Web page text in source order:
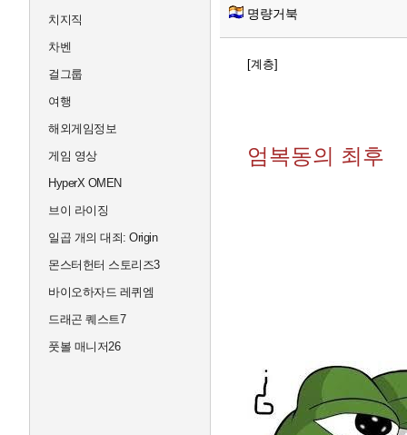
치지직
차벤
걸그룹
여행
해외게임정보
게임 영상
HyperX OMEN
브이 라이징
일곱 개의 대죄: Origin
몬스터헌터 스토리즈3
바이오하자드 레퀴엠
드래곤 퀘스트7
풋볼 매니저26
명량거북
[계층]
엄복동의 최후